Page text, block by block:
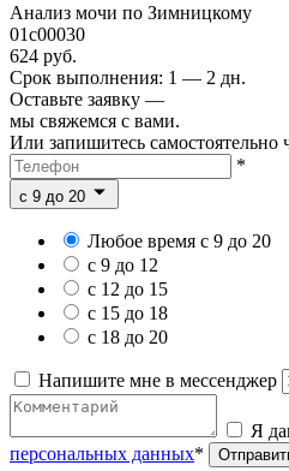
Анализ мочи по Зимницкому
01c00030
624 руб.
Срок выполнения: 1 — 2 дн.
Оставьте заявку —
мы свяжемся с вами.
Или запишитесь самостоятельно
*
c 9 до 20
Любое время с 9 до 20
с 9 до 12
с 12 до 15
с 15 до 18
с 18 до 20
Напишите мне в мессенджер
Я
персональных данных*